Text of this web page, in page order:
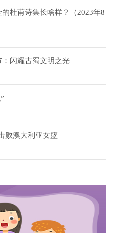
杜甫诗集长啥样？（2023年8
闪耀古蜀文明之光
败澳大利亚女篮